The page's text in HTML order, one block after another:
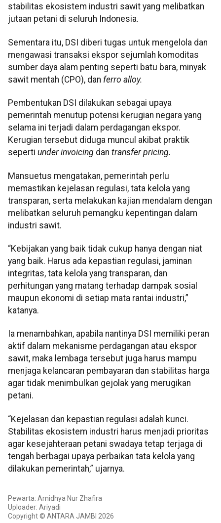
stabilitas ekosistem industri sawit yang melibatkan
jutaan petani di seluruh Indonesia.
Sementara itu, DSI diberi tugas untuk mengelola dan
mengawasi transaksi ekspor sejumlah komoditas
sumber daya alam penting seperti batu bara, minyak
sawit mentah (CPO), dan ferro alloy.
Pembentukan DSI dilakukan sebagai upaya
pemerintah menutup potensi kerugian negara yang
selama ini terjadi dalam perdagangan ekspor.
Kerugian tersebut diduga muncul akibat praktik
seperti under invoicing dan transfer pricing.
Mansuetus mengatakan, pemerintah perlu
memastikan kejelasan regulasi, tata kelola yang
transparan, serta melakukan kajian mendalam dengan
melibatkan seluruh pemangku kepentingan dalam
industri sawit.
“Kebijakan yang baik tidak cukup hanya dengan niat
yang baik. Harus ada kepastian regulasi, jaminan
integritas, tata kelola yang transparan, dan
perhitungan yang matang terhadap dampak sosial
maupun ekonomi di setiap mata rantai industri,”
katanya.
Ia menambahkan, apabila nantinya DSI memiliki peran
aktif dalam mekanisme perdagangan atau ekspor
sawit, maka lembaga tersebut juga harus mampu
menjaga kelancaran pembayaran dan stabilitas harga
agar tidak menimbulkan gejolak yang merugikan
petani.
“Kejelasan dan kepastian regulasi adalah kunci.
Stabilitas ekosistem industri harus menjadi prioritas
agar kesejahteraan petani swadaya tetap terjaga di
tengah berbagai upaya perbaikan tata kelola yang
dilakukan pemerintah,” ujarnya.
Pewarta: Arnidhya Nur Zhafira
Uploader: Ariyadi
Copyright © ANTARA JAMBI 2026